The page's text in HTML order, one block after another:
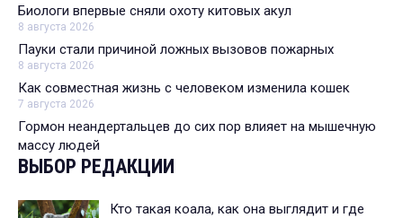
Биологи впервые сняли охоту китовых акул
8 августа 2026
Пауки стали причиной ложных вызовов пожарных
8 августа 2026
Как совместная жизнь с человеком изменила кошек
7 августа 2026
Гормон неандертальцев до сих пор влияет на мышечную
массу людей
ВЫБОР РЕДАКЦИИ
Кто такая коала, как она выглядит и где